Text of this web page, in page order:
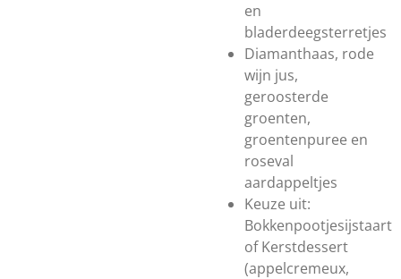
en
bladerdeegsterretjes
Diamanthaas, rode
wijn jus,
geroosterde
groenten,
groentenpuree en
roseval
aardappeltjes
Keuze uit:
Bokkenpootjesijstaart
of Kerstdessert
(appelcremeux,